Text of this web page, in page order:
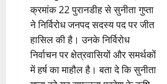
क्रमांक 22 पुरानडीह से सुनीता गुप्ता
ने निर्विरोध जनपद सदस्य पद पर जीत
हासिल की है। उनके निर्विरोध
निर्वाचन पर क्षेत्रवासियों और समर्थकों
में हर्ष का माहौल है। बता दे कि सुनीता